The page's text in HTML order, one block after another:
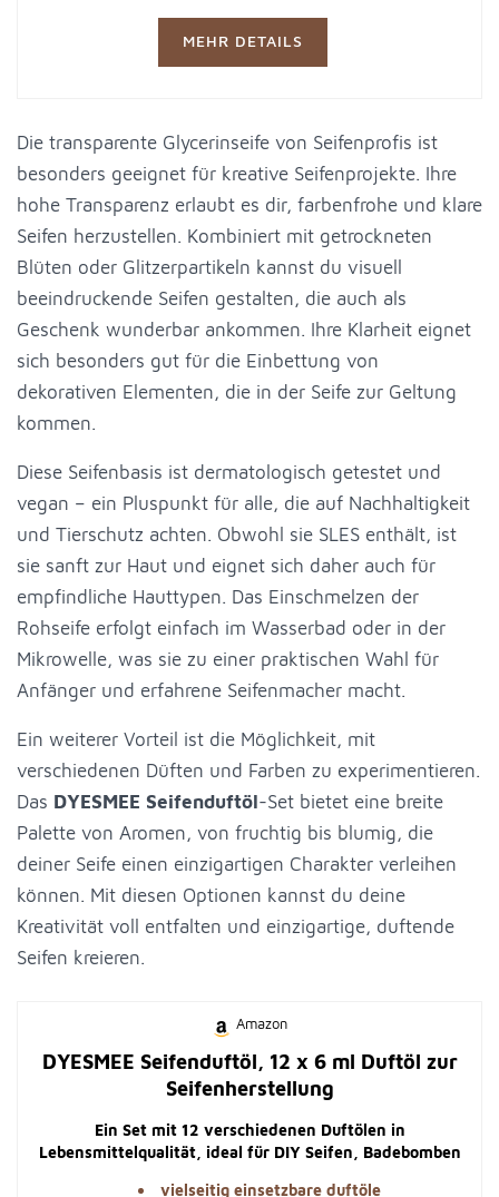
MEHR DETAILS
Die transparente Glycerinseife von Seifenprofis ist
besonders geeignet für kreative Seifenprojekte. Ihre
hohe Transparenz erlaubt es dir, farbenfrohe und klare
Seifen herzustellen. Kombiniert mit getrockneten
Blüten oder Glitzerpartikeln kannst du visuell
beeindruckende Seifen gestalten, die auch als
Geschenk wunderbar ankommen. Ihre Klarheit eignet
sich besonders gut für die Einbettung von
dekorativen Elementen, die in der Seife zur Geltung
kommen.
Diese Seifenbasis ist dermatologisch getestet und
vegan – ein Pluspunkt für alle, die auf Nachhaltigkeit
und Tierschutz achten. Obwohl sie SLES enthält, ist
sie sanft zur Haut und eignet sich daher auch für
empfindliche Hauttypen. Das Einschmelzen der
Rohseife erfolgt einfach im Wasserbad oder in der
Mikrowelle, was sie zu einer praktischen Wahl für
Anfänger und erfahrene Seifenmacher macht.
Ein weiterer Vorteil ist die Möglichkeit, mit
verschiedenen Düften und Farben zu experimentieren.
Das DYESMEE Seifenduftöl-Set bietet eine breite
Palette von Aromen, von fruchtig bis blumig, die
deiner Seife einen einzigartigen Charakter verleihen
können. Mit diesen Optionen kannst du deine
Kreativität voll entfalten und einzigartige, duftende
Seifen kreieren.
Amazon
DYESMEE Seifenduftöl, 12 x 6 ml Duftöl zur
Seifenherstellung
Ein Set mit 12 verschiedenen Duftölen in
Lebensmittelqualität, ideal für DIY Seifen, Badebomben
vielseitig einsetzbare duftöle